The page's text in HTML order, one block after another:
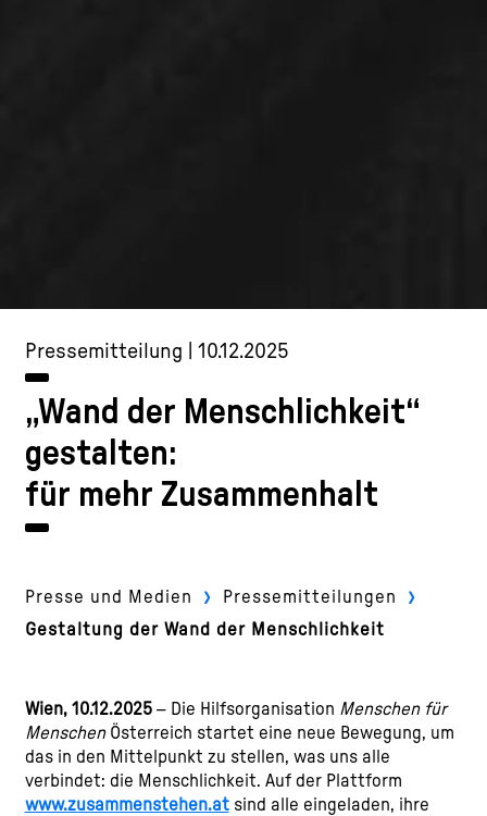
Pressemitteilung | 10.12.2025
„Wand der Menschlichkeit“
gestalten:
für mehr Zusammenhalt
Presse und Medien › Pressemitteilungen ›
Gestaltung der Wand der Menschlichkeit
Wien, 10.12.2025– Die Hilfsorganisation Menschen für
MenschenÖsterreich startet eine neue Bewegung, um
das in den Mittelpunkt zu stellen, was uns alle
verbindet: die Menschlichkeit. Auf der Plattform
www.zusammenstehen.atsind alle eingeladen, ihre